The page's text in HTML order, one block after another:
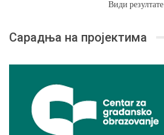
Види резултате
Сарадња на пројектима